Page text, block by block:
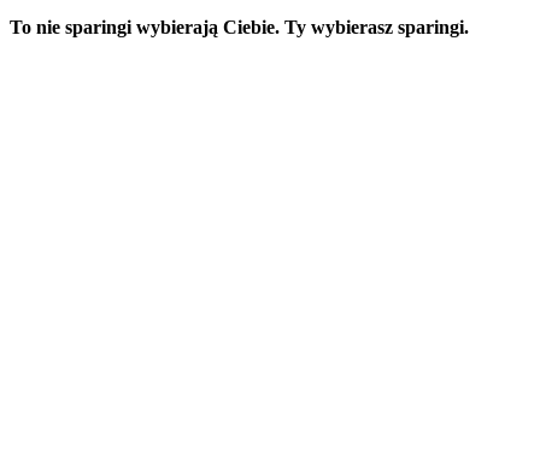
To nie sparingi wybierają Ciebie. Ty wybierasz sparingi.